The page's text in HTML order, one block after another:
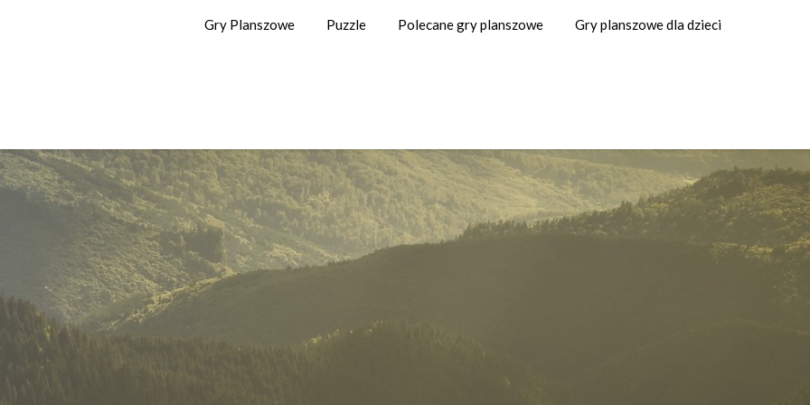
Gry Planszowe Puzzle Polecane gry planszowe Gry planszowe dla dzieci